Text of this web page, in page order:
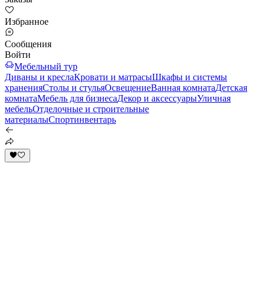
Избранное
Сообщения
Войти
Мебельный тур
Диваны и креслаКровати и матрасыШкафы и системы
храненияСтолы и стульяОсвещениеВанная комнатаДетская
комнатаМебель для бизнесаДекор и аксессуарыУличная
мебельОтделочные и строительные
материалыСпортинвентарь